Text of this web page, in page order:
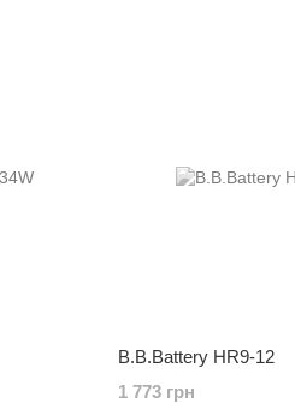
B.B.Battery HR9-12
1 773 грн